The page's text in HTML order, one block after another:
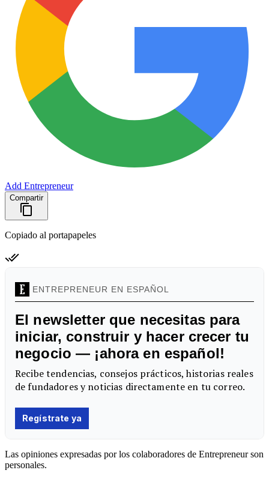
Add Entrepreneur
Compartir
Copiado al portapapeles
Las opiniones expresadas por los colaboradores de Entrepreneur son
personales.